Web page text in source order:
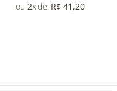
2 R$ 41 ,20